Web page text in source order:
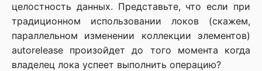
целостность данных. Представьте, что если при
традиционном использовании локов (скажем,
параллельном изменении коллекции элементов)
autorelease произойдет до того момента когда
владелец лока успеет выполнить операцию?